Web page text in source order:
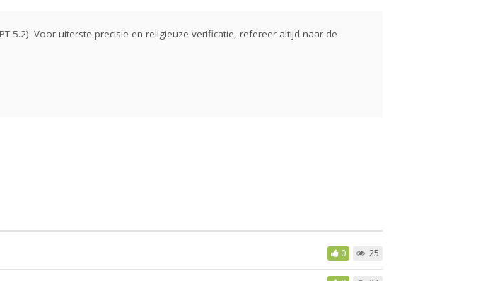
5.2). Voor uiterste precisie en religieuze verificatie, refereer altijd naar de
0 25